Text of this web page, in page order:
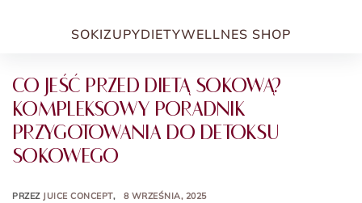
SOKIZUPYDIETYWELLNES SHOP
CO JEŚĆ PRZED DIETĄ SOKOWĄ?
KOMPLEKSOWY PORADNIK
PRZYGOTOWANIA DO DETOKSU
SOKOWEGO
PRZEZ JUICE CONCEPT 8 WRZEŚNIA, 2025